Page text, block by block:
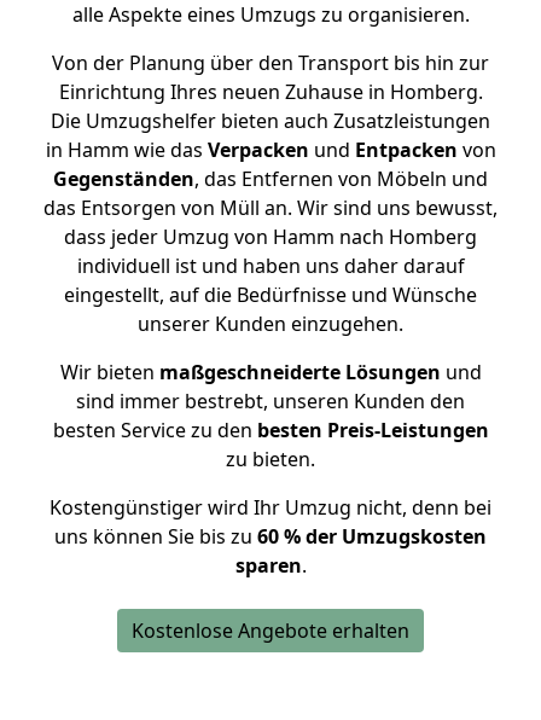
alle Aspekte eines Umzugs zu organisieren.
Von der Planung über den Transport bis hin zur
Einrichtung Ihres neuen Zuhause in Homberg.
Die Umzugshelfer bieten auch Zusatzleistungen
in Hamm wie das Verpacken und Entpacken von
Gegenständen, das Entfernen von Möbeln und
das Entsorgen von Müll an. Wir sind uns bewusst,
dass jeder Umzug von Hamm nach Homberg
individuell ist und haben uns daher darauf
eingestellt, auf die Bedürfnisse und Wünsche
unserer Kunden einzugehen.
Wir bieten maßgeschneiderte Lösungen und
sind immer bestrebt, unseren Kunden den
besten Service zu den besten Preis-Leistungen
zu bieten.
Kostengünstiger wird Ihr Umzug nicht, denn bei
uns können Sie bis zu 60 % der Umzugskosten
sparen.
Kostenlose Angebote erhalten